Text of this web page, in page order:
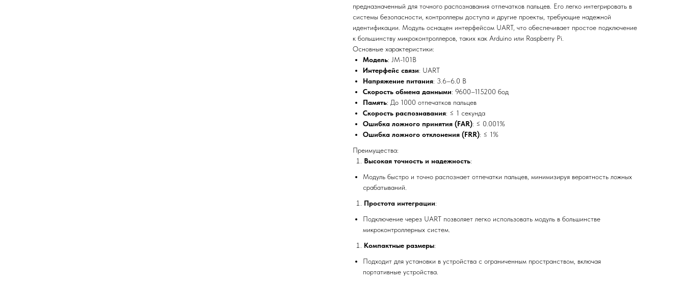
предназначенный для точного распознавания отпечатков пальцев. Его легко интегрировать в
системы безопасности, контроллеры доступа и другие проекты, требующие надежной
идентификации. Модуль оснащен интерфейсом UART, что обеспечивает простое подключение
к большинству микроконтроллеров, таких как Arduino или Raspberry Pi.
Основные характеристики:
Модель: JM-101B
Интерфейс связи: UART
Напряжение питания: 3.6–6.0 В
Скорость обмена данными: 9600–115200 бод
Память: До 1000 отпечатков пальцев
Скорость распознавания: ≤ 1 секунда
Ошибка ложного принятия (FAR): ≤ 0.001%
Ошибка ложного отклонения (FRR): ≤ 1%
Преимущества:
Высокая точность и надежность:
Модуль быстро и точно распознает отпечатки пальцев, минимизируя вероятность ложных
срабатываний.
Простота интеграции:
Подключение через UART позволяет легко использовать модуль в большинстве
микроконтроллерных систем.
Компактные размеры:
Подходит для установки в устройства с ограниченным пространством, включая
портативные устройства.